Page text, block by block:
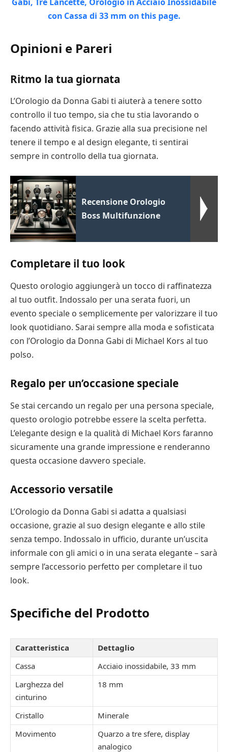
Opinioni e Pareri
Ritmo la tua giornata
L’Orologio da Donna Gabi ti aiuterà a tenere sotto
controllo il tuo tempo, sia che tu stia lavorando o
facendo attività fisica. Grazie alla sua precisione nel
tenere il tempo e al design elegante, ti sentirai
sempre in controllo della tua giornata.
Recensione Orologio
Boss Multifunzione
Completare il tuo look
Questo orologio aggiungerà un tocco di raffinatezza
al tuo outfit. Indossalo per una serata fuori, un
evento speciale o semplicemente per valorizzare il tuo
look quotidiano. Sarai sempre alla moda e sofisticata
con l’Orologio da Donna Gabi di Michael Kors al tuo
polso.
Regalo per un’occasione speciale
Se stai cercando un regalo per una persona speciale,
questo orologio potrebbe essere la scelta perfetta.
L’elegante design e la qualità di Michael Kors faranno
sicuramente una grande impressione e renderanno
questa occasione davvero speciale.
Accessorio versatile
L’Orologio da Donna Gabi si adatta a qualsiasi
occasione, grazie al suo design elegante e allo stile
senza tempo. Indossalo in ufficio, durante un’uscita
informale con gli amici o in una serata elegante – sarà
sempre l’accessorio perfetto per completare il tuo
look.
Specifiche del Prodotto
Caratteristica
Dettaglio
Cassa
Acciaio inossidabile, 33 mm
Larghezza del
cinturino
18 mm
Cristallo
Minerale
Movimento
Quarzo a tre sfere, display
analogico